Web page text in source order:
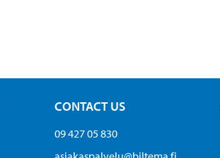
CONTACT US
09 427 05 830